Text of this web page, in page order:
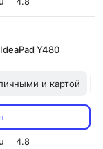
Y480
и картой
4.8